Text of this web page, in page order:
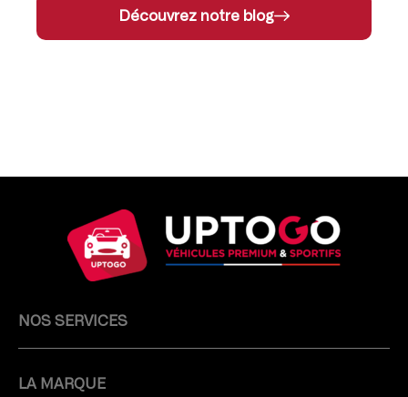
Découvrez notre blog
NOS SERVICES
LA MARQUE